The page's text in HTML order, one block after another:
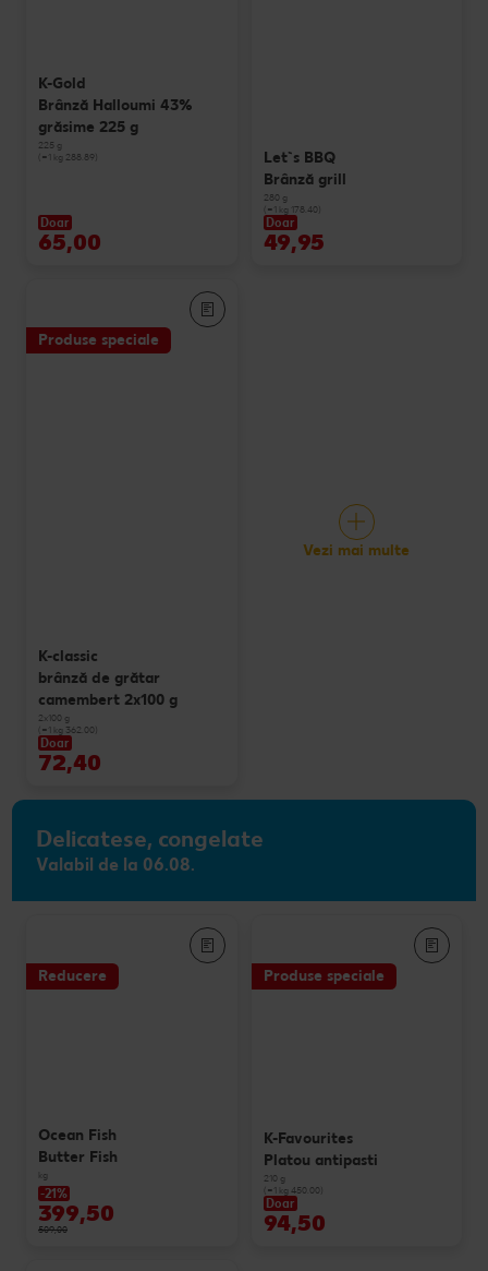
K-Gold
Brânză Halloumi 43%
grăsime 225 g
225 g
(=1 kg 288.89)
Doar
65,00
Let`s BBQ
Brânză grill
280 g
(=1 kg 178.40)
Doar
49,95
Produse speciale
K-classic
brânză de grătar
camembert 2x100 g
2x100 g
(=1 kg 362.00)
Doar
72,40
Vezi mai multe
Delicatese, congelate
Valabil de la 06.08.
Reducere
Ocean Fish
Butter Fish
kg
-21%
399,50
509,00
Produse speciale
K-Favourites
Platou antipasti
210 g
(=1 kg 450.00)
Doar
94,50